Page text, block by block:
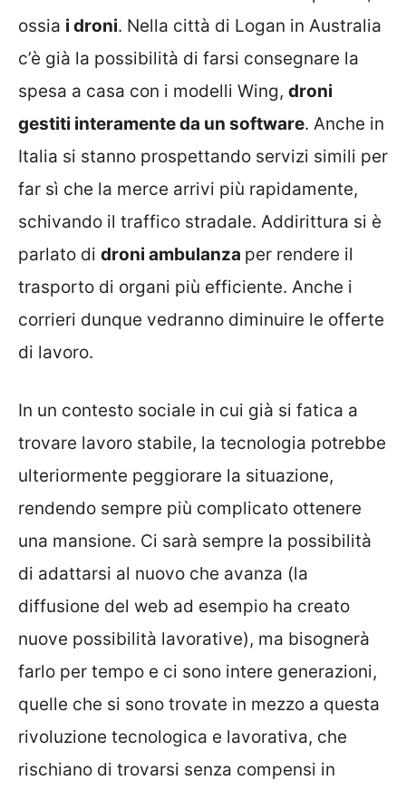
ossia i droni. Nella città di Logan in Australia
c’è già la possibilità di farsi consegnare la
spesa a casa con i modelli Wing, droni
gestiti interamente da un software. Anche in
Italia si stanno prospettando servizi simili per
far sì che la merce arrivi più rapidamente,
schivando il traffico stradale. Addirittura si è
parlato di droni ambulanza per rendere il
trasporto di organi più efficiente. Anche i
corrieri dunque vedranno diminuire le offerte
di lavoro.
In un contesto sociale in cui già si fatica a
trovare lavoro stabile, la tecnologia potrebbe
ulteriormente peggiorare la situazione,
rendendo sempre più complicato ottenere
una mansione. Ci sarà sempre la possibilità
di adattarsi al nuovo che avanza (la
diffusione del web ad esempio ha creato
nuove possibilità lavorative), ma bisognerà
farlo per tempo e ci sono intere generazioni,
quelle che si sono trovate in mezzo a questa
rivoluzione tecnologica e lavorativa, che
rischiano di trovarsi senza compensi in